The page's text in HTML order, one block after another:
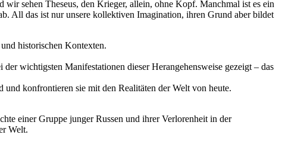
sehen Theseus, den Krieger, allein, ohne Kopf. Manchmal ist es ein
All das ist nur unsere kollektiven Imagination, ihren Grund aber bildet
historischen Kontexten.
wichtigsten Manifestationen dieser Herangehensweise gezeigt – das
konfrontieren sie mit den Realitäten der Welt von heute.
einer Gruppe junger Russen und ihrer Verlorenheit in der
Welt.